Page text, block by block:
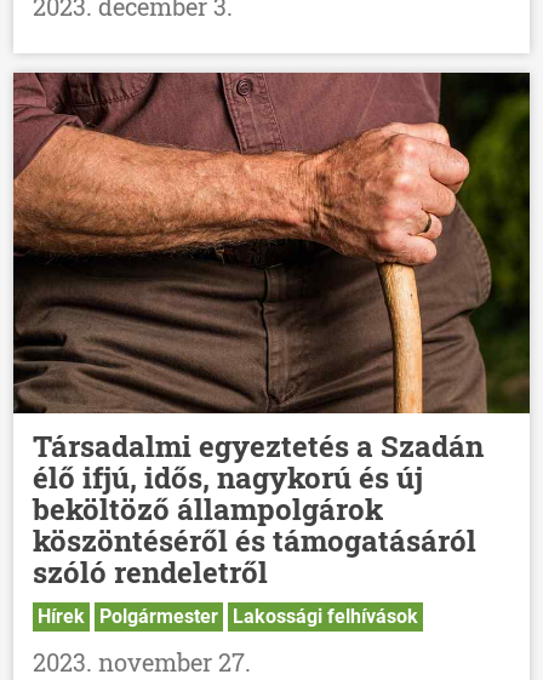
2023. december 3.
Társadalmi egyeztetés a Szadán
élő ifjú, idős, nagykorú és új
beköltöző állampolgárok
köszöntéséről és támogatásáról
szóló rendeletről
Hírek Polgármester Lakossági felhívások
2023. november 27.